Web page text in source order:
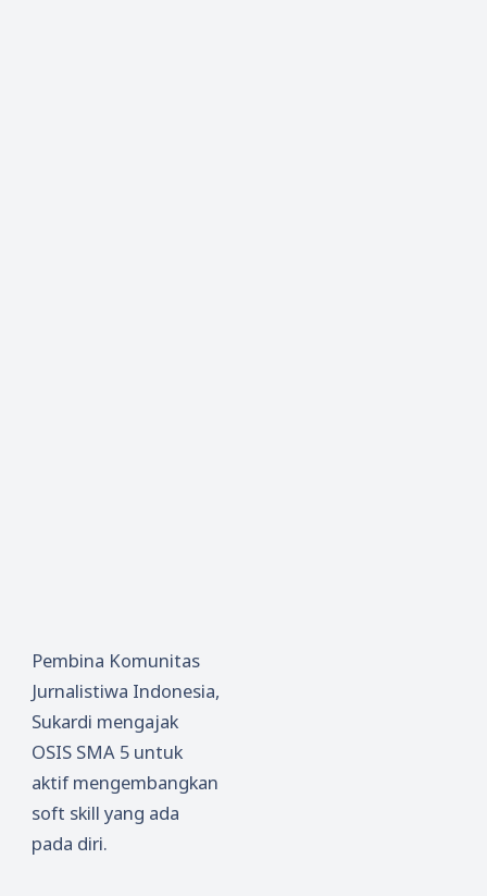
Pembina Komunitas
Jurnalistiwa Indonesia,
Sukardi mengajak
OSIS SMA 5 untuk
aktif mengembangkan
soft skill yang ada
pada diri.